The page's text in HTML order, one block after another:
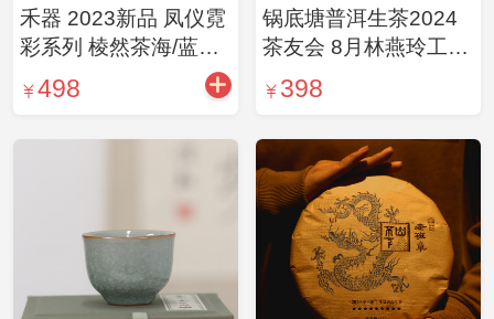
禾器 2023新品 凤仪霓
彩系列 棱然茶海/蓝吟
玻璃公道杯耐热匀杯茶
具高端分茶器茶道配件
498
锅底塘普洱生茶2024
茶友会 8月林燕玲工夫
茶 锅底塘5g×24泡
398